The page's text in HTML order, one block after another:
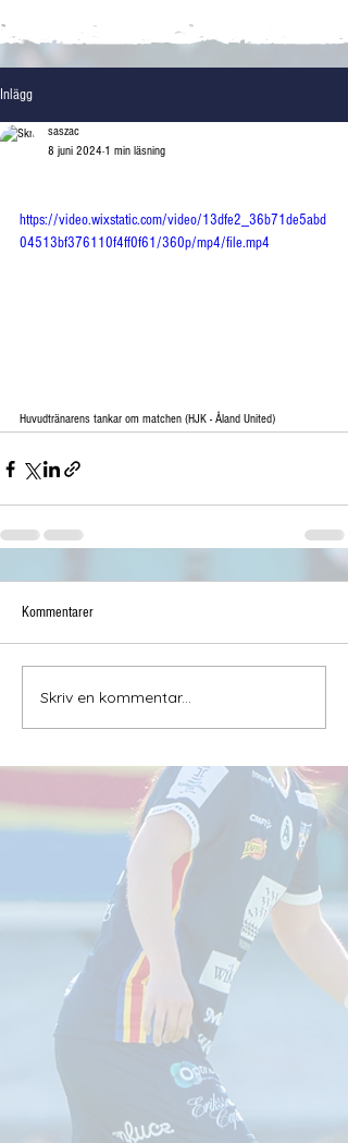
Inlägg
saszac
8 juni 2024 1 min läsning
https://video.wixstatic.com/video/13dfe2_36b71de5abd
04513bf376110f4ff0f61/360p/mp4/file.mp4
Huvudtränarens tankar om matchen (HJK - Åland United)
Kommentarer
Skriv en kommentar...